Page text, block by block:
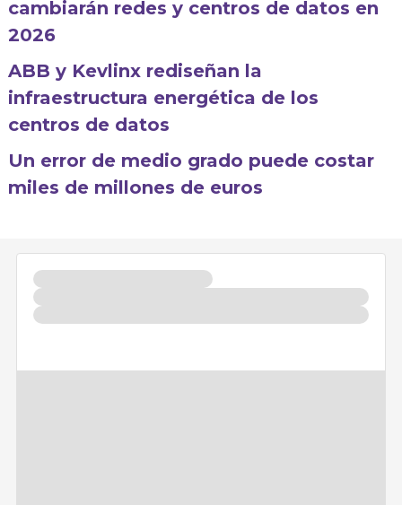
cambiarán redes y centros de datos en
2026
ABB y Kevlinx rediseñan la
infraestructura energética de los
centros de datos
Un error de medio grado puede costar
miles de millones de euros